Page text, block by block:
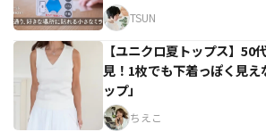
TSUN
【ユニクロ夏トップス】50
見！1枚でも下着っぽく見
ップ」
ちえこ